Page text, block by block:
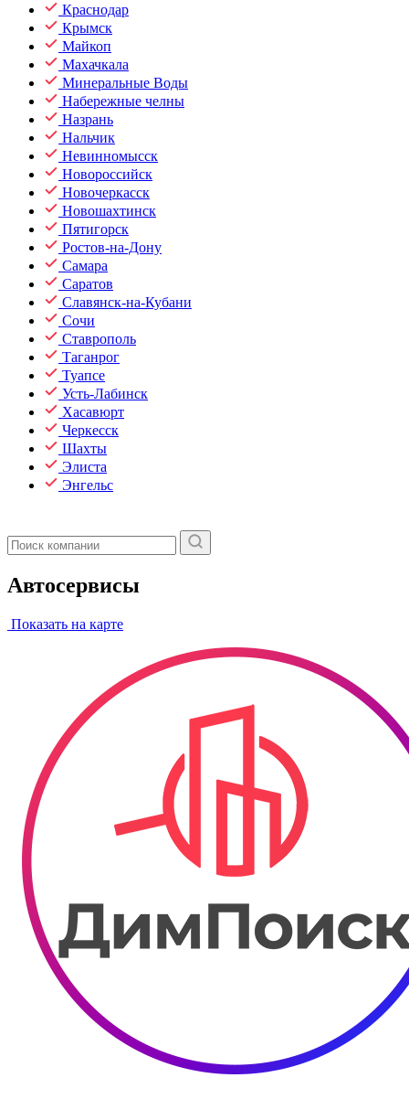
Краснодар
Крымск
Майкоп
Махачкала
Минеральные Воды
Набережные челны
Назрань
Нальчик
Невинномысск
Новороссийск
Новочеркасск
Новошахтинск
Пятигорск
Ростов-на-Дону
Самара
Саратов
Славянск-на-Кубани
Сочи
Ставрополь
Таганрог
Туапсе
Усть-Лабинск
Хасавюрт
Черкесск
Шахты
Элиста
Энгельс
Автосервисы
Показать на карте